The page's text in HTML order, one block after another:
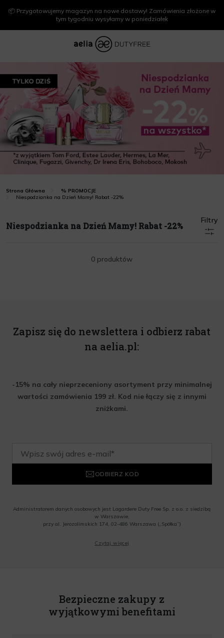
📦 Przygotowujemy magazyn na nowe dostawy! Zamówienia złożone w
tym tygodniu wysyłamy w poniedziałek
Strona Główna
% PROMOCJE
Niespodzianka na Dzień Mamy! Rabat -22%
Niespodzianka na Dzień Mamy! Rabat -22%
Filtry
0 produktów
Zapisz się do newslettera i odbierz rabat
na aelia.pl:
-15% na cały nieprzeceniony asortyment przy minimalnej
wartości zamówienia 199 zł. Kod nie łączy się z innymi
zniżkami.
ODBIERZ KOD
Administratorem danych osobowych jest Lagardere Duty Free Sp. z o.o. z siedzibą
w Warszawie,
przy al. Jerozolimskich 174, 02-486 Warszawa („Spółka”)
o.o. informacji handlowych, w tym newslettera, informacji o promocjach i
Czytaj więcej
Bezpieczne zakupy z
wyjątkowymi benefitami